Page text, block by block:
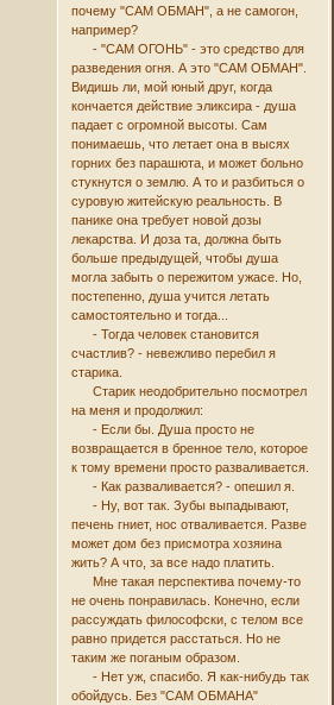
почему "САМ ОБМАН", а не самогон,
например?
- "САМ ОГОНЬ" - это средство для
разведения огня. А это "САМ ОБМАН".
Видишь ли, мой юный друг, когда
кончается действие эликсира - душа
падает с огромной высоты. Сам
понимаешь, что летает она в высях
горних без парашюта, и может больно
стукнутся о землю. А то и разбиться о
суровую житейскую реальность. В
панике она требует новой дозы
лекарства. И доза та, должна быть
больше предыдущей, чтобы душа
могла забыть о пережитом ужасе. Но,
постепенно, душа учится летать
самостоятельно и тогда...
- Тогда человек становится
счастлив? - невежливо перебил я
старика.
Старик неодобрительно посмотрел
на меня и продолжил:
- Если бы. Душа просто не
возвращается в бренное тело, которое
к тому времени просто разваливается.
- Как разваливается? - опешил я.
- Ну, вот так. Зубы выпадывают,
печень гниет, нос отваливается. Разве
может дом без присмотра хозяина
жить? А что, за все надо платить.
Мне такая перспектива почему-то
не очень понравилась. Конечно, если
рассуждать философски, с телом все
равно придется расстаться. Но не
таким же поганым образом.
- Нет уж, спасибо. Я как-нибудь так
обойдусь. Без "САМ ОБМАНА"